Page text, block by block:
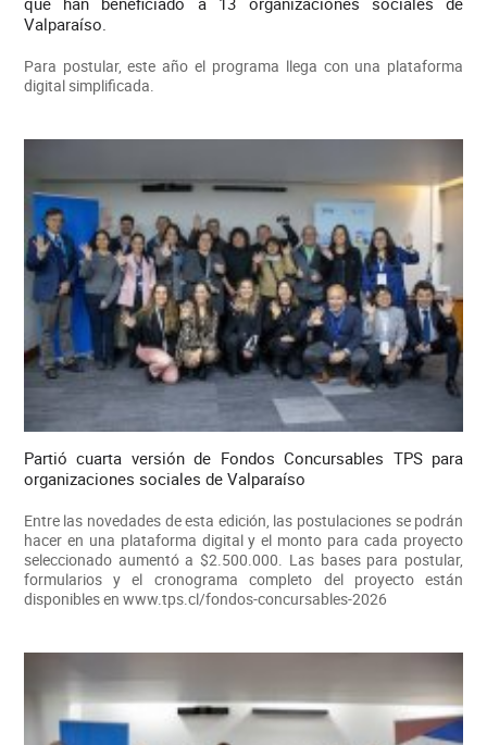
Valparaíso.
Para postular, este año el programa llega con una plataforma
digital simplificada.
Partió cuarta versión de Fondos Concursables TPS para
organizaciones sociales de Valparaíso
Entre las novedades de esta edición, las postulaciones se podrán
hacer en una plataforma digital y el monto para cada proyecto
seleccionado aumentó a $2.500.000. Las bases para postular,
formularios y el cronograma completo del proyecto están
disponibles en www.tps.cl/fondos-concursables-2026